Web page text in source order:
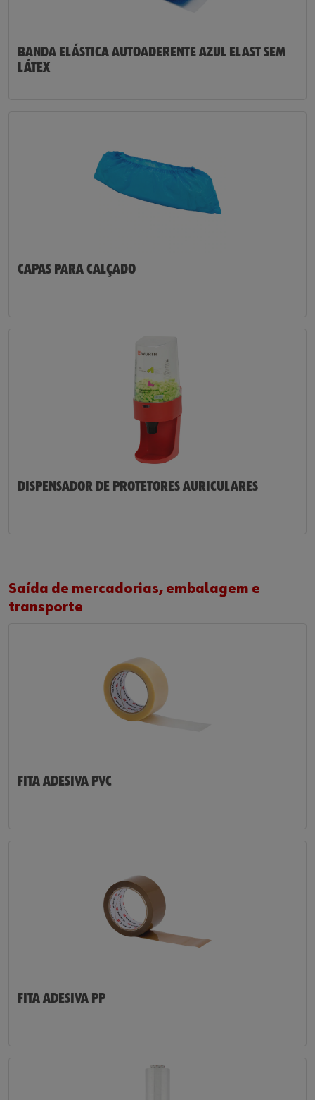
BANDA ELÁSTICA AUTOADERENTE AZUL ELAST SEM
LÁTEX
CAPAS PARA CALÇADO
DISPENSADOR DE PROTETORES AURICULARES
Saída de mercadorias, embalagem e
transporte
FITA ADESIVA PVC
FITA ADESIVA PP